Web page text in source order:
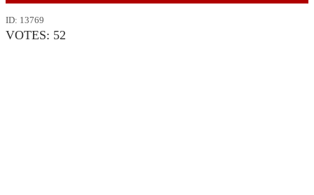
ID: 13769
VOTES: 52